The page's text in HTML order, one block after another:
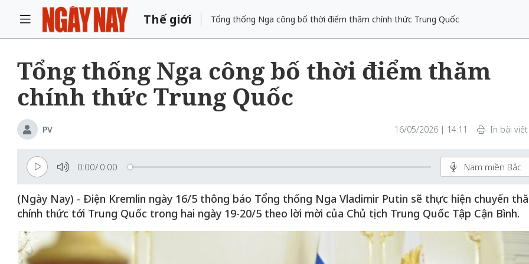
Thế giới Tổng thống Nga công bố thời điểm thăm chính thức Trung Quốc
Tổng thống Nga công bố thời điểm thăm
chính thức Trung Quốc
PV 16/05/2026 | 14:11 In bài viết
0:00/ 0:00 Nam miền Bắc
(Ngày Nay) - Điện Kremlin ngày 16/5 thông báo Tổng thống Nga Vladimir Putin sẽ thực hiện chuyến
chính thức tới Trung Quốc trong hai ngày 19-20/5 theo lời mời của Chủ tịch Trung Quốc Tập Cận Bình.